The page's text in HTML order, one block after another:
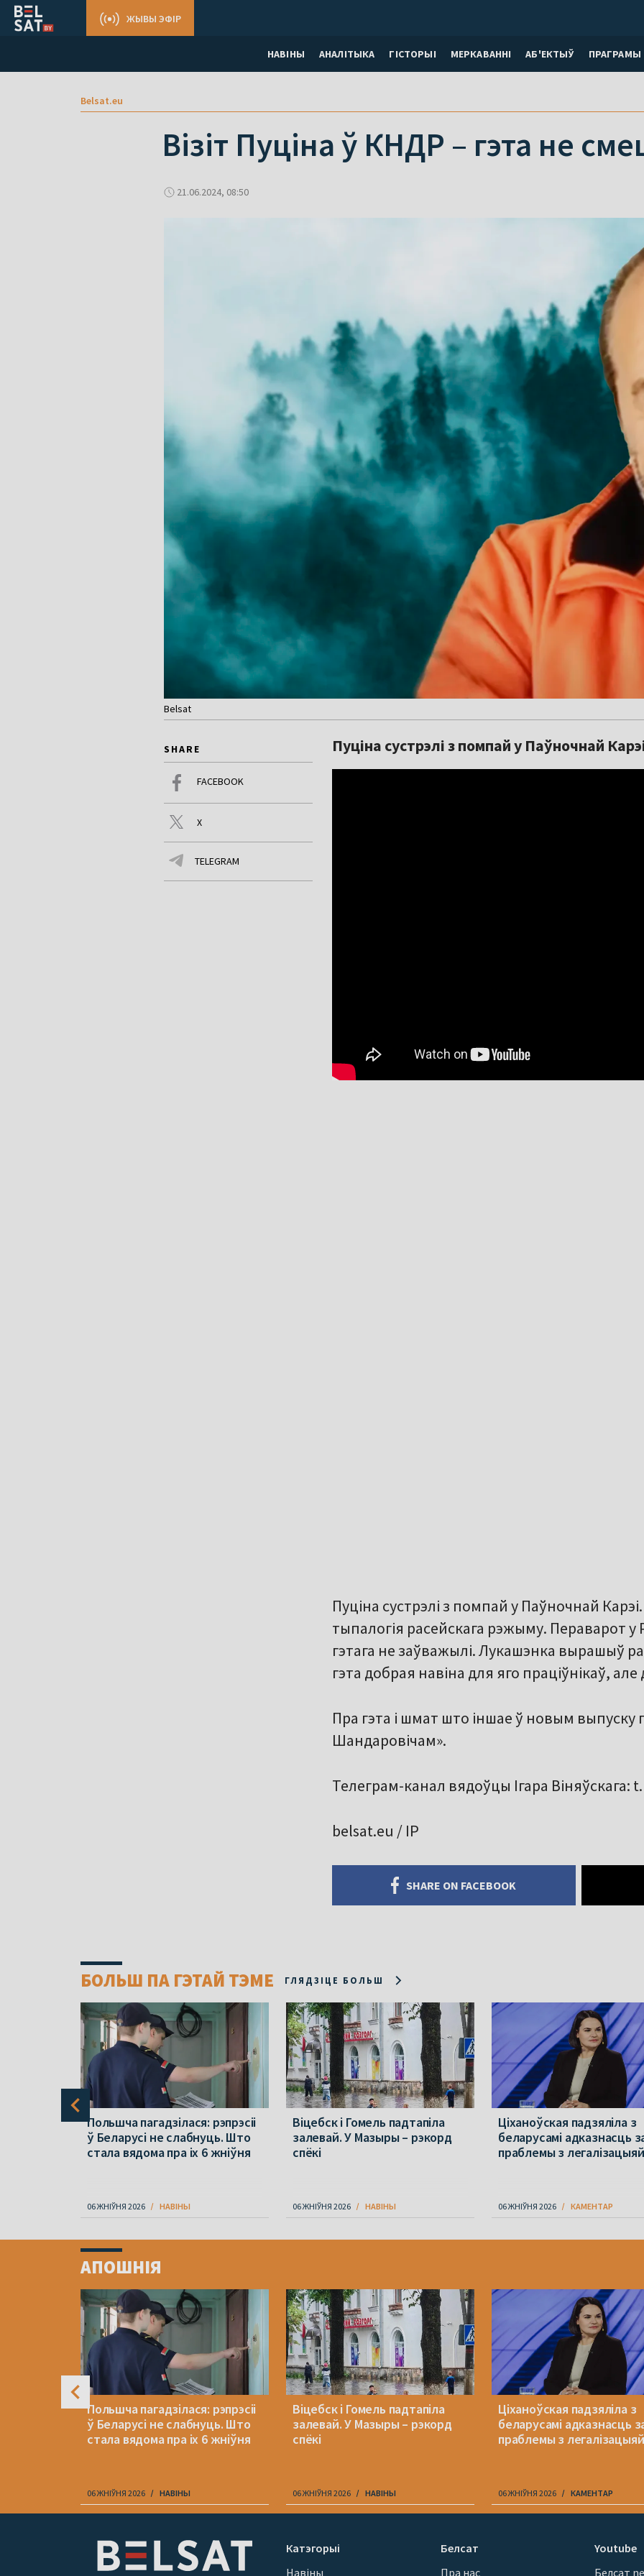
НАВІНЫ АНАЛІТЫКА ГІСТОРЫІ МЕРКАВАННI АБ'ЕКТЫЎ ПРАГРАМЫ
ЖЫВЫ ЭФІР
Belsat.eu
Візіт Пуціна ў КНДР – гэта не
21.06.2024, 08:50
Belsat
SHARE
FACEBOOK
X
TELEGRAM
Пуціна сустрэлі з помпай у Паўночнай
Пуціна сустрэлі з помпай у Паўночнай
тыпалогія расейскага рэжыму. Пераварот
гэтага не заўважылі. Лукашэнка вырашыў
гэта добрая навіна для яго праціўнікаў,
Пра гэта і шмат што іншае ў новым выпуску
Шандаровічам».
Телеграм-канал вядоўцы Ігара Віняўскага:
belsat.eu / ІР
SHARE ON FACEBOOK
БОЛЬШ ПА ГЭТАЙ ТЭМЕ ГЛЯДЗІЦЕ БОЛЬШ
Польшча пагадзілася: рэпрэсіі
ў Беларусі не слабнуць. Што
стала вядома пра іх 6 жніўня
06 ЖНІЎНЯ 2026 НАВІНЫ
Віцебск і Гомель падтапіла
залевай. У Мазыры – рэкорд
спёкі
06 ЖНІЎНЯ 2026 НАВІНЫ
Ціханоўская падзяліла з
беларусамі адказнасць
праблемы з легалізацыяй
06 ЖНІЎНЯ 2026 КАМЕНТАР
ofАПОШНІЯ
Польшча пагадзілася: рэпрэсіі
ў Беларусі не слабнуць. Што
стала вядома пра іх 6 жніўня
06 ЖНІЎНЯ 2026 НАВІНЫ
Віцебск і Гомель падтапіла
залевай. У Мазыры – рэкорд
спёкі
06 ЖНІЎНЯ 2026 НАВІНЫ
Ціханоўская падзяліла з
беларусамі адказнасць
праблемы з легалізацыяй
06 ЖНІЎНЯ 2026 КАМЕНТАР
Катэгорыі
Навіны
Белсат
Пра нас
Youtube
Белсат